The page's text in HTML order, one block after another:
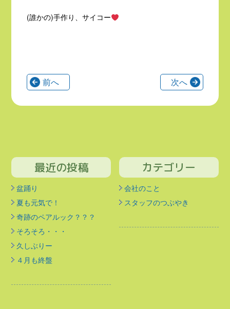
(誰かの)手作り、サイコー
前へ 次へ
最近の投稿
盆踊り
夏も元気で！
奇跡のペアルック？？？
そろそろ・・・
久しぶりー
４月も終盤
カテゴリー
会社のこと
スタッフのつぶやき